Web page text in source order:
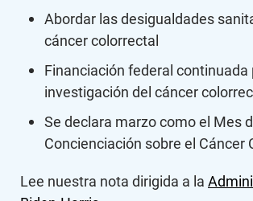
Abordar las desigualdades
cáncer colorrectal
Financiación federal continuada
investigación del cáncer
Se declara marzo como el Mes
Concienciación sobre el Cáncer
Lee nuestra nota dirigida a la